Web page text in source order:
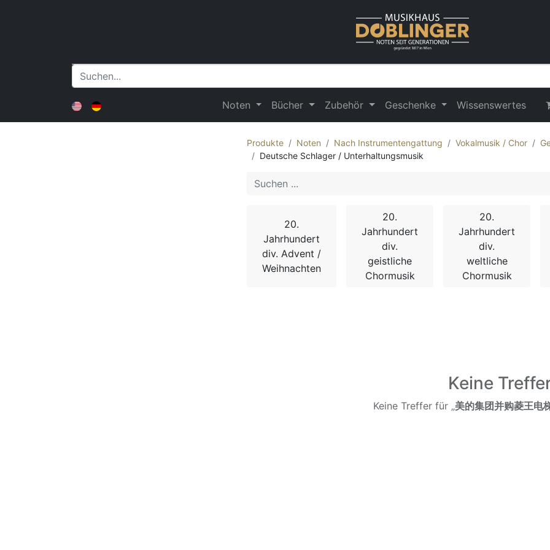
Noten Bücher Zubehör Geschenke Wissenswertes
Produkte Noten Nach Instrumentengattung Vokalmusik / Chor
Deutsche Schlager / Unterhaltungsmusik
20.
Jahrhundert
div. Advent /
Weihnachten
20.
Jahrhundert
div.
geistliche
Chormusik
20.
Jahrhundert
div.
weltliche
Chormusik
Keine
Keine Treffer für „美的集团并购菱王电